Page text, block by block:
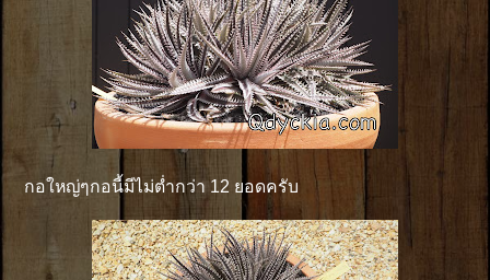
กอใหญ่ๆกอนี้มีไม่ต่ำกว่า 12 ยอดครับ